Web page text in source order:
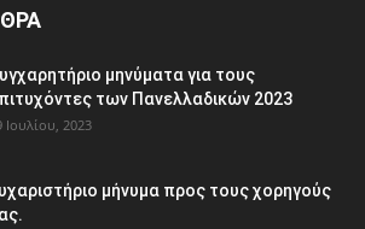
μηνύματα για τους
των Πανελλαδικών 2023
Ιουλίου, 2023
μήνυμα προς τους χορηγούς